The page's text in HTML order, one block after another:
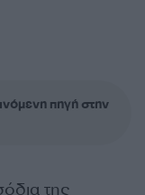
πηγή στην
της